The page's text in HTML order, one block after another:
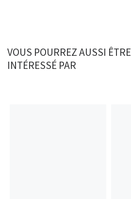
VOUS POURREZ AUSSI ÊTRE
INTÉRESSÉ PAR